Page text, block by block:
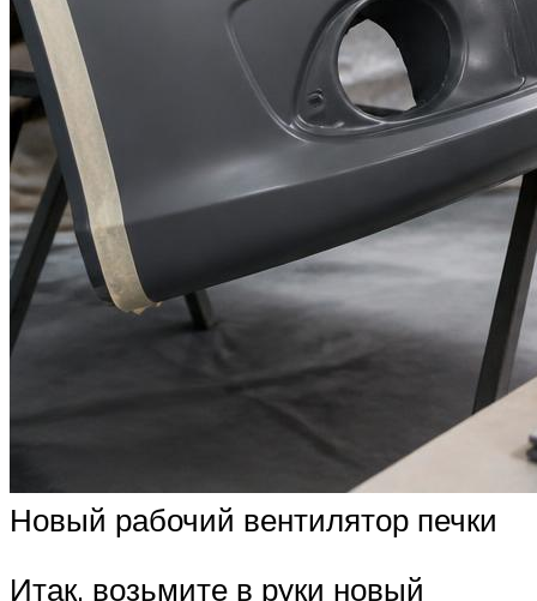
Новый рабочий вентилятор печки
Итак, возьмите в руки новый